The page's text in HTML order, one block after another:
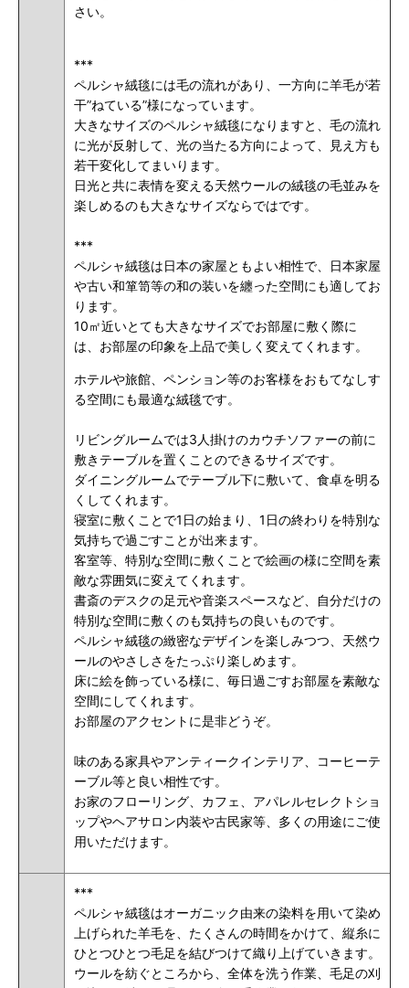
さい。
***
ペルシャ絨毯には毛の流れがあり、一方向に羊毛が若
干”ねている”様になっています。
大きなサイズのペルシャ絨毯になりますと、毛の流れ
に光が反射して、光の当たる方向によって、見え方も
若干変化してまいります。
日光と共に表情を変える天然ウールの絨毯の毛並みを
楽しめるのも大きなサイズならではです。
***
ペルシャ絨毯は日本の家屋ともよい相性で、日本家屋
や古い和箪笥等の和の装いを纏った空間にも適してお
ります。
10㎡近いとても大きなサイズでお部屋に敷く際に
は、お部屋の印象を上品で美しく変えてくれます。
ホテルや旅館、ペンション等のお客様をおもてなしす
る空間にも最適な絨毯です。
リビングルームでは3人掛けのカウチソファーの前に
敷きテーブルを置くことのできるサイズです。
ダイニングルームでテーブル下に敷いて、食卓を明る
くしてくれます。
寝室に敷くことで1日の始まり、1日の終わりを特別な
気持ちで過ごすことが出来ます。
客室等、特別な空間に敷くことで絵画の様に空間を素
敵な雰囲気に変えてくれます。
書斎のデスクの足元や音楽スペースなど、自分だけの
特別な空間に敷くのも気持ちの良いものです。
ペルシャ絨毯の緻密なデザインを楽しみつつ、天然ウ
ールのやさしさをたっぷり楽しめます。
床に絵を飾っている様に、毎日過ごすお部屋を素敵な
空間にしてくれます。
お部屋のアクセントに是非どうぞ。
味のある家具やアンティークインテリア、コーヒーテ
ーブル等と良い相性です。
お家のフローリング、カフェ、アパレルセレクトショ
ップやヘアサロン内装や古民家等、多くの用途にご使
用いただけます。
***
ペルシャ絨毯はオーガニック由来の染料を用いて染め
上げられた羊毛を、たくさんの時間をかけて、縦糸に
ひとつひとつ毛足を結びつけて織り上げていきます。
ウールを紡ぐところから、全体を洗う作業、毛足の刈